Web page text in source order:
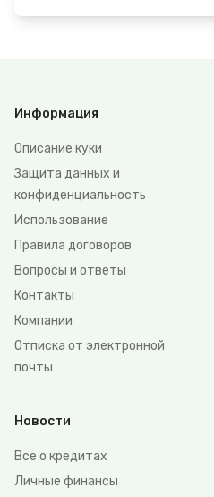
Информация
Описание куки
Защита данных и
конфиденциальность
Использование
Правила договоров
Вопросы и ответы
Контакты
Компании
Отписка от электронной
почты
Новости
Все о кредитах
Личные финансы